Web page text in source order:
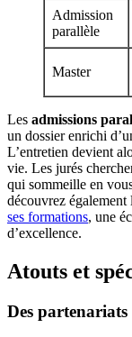
Admission
parallèle
Master
Les admissions
un dossier enrichi
L’entretien devient
vie. Les jurés
qui sommeille en
découvrez
ses formations, une
d’excellence.
Atouts et
Des